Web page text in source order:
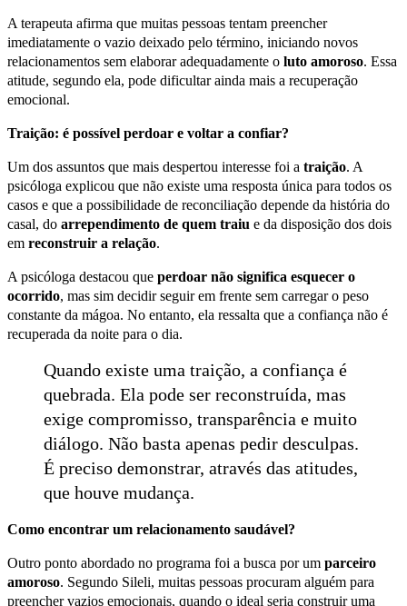
A terapeuta afirma que muitas pessoas tentam preencher
imediatamente o vazio deixado pelo término, iniciando novos
relacionamentos sem elaborar adequadamente o luto amoroso. Essa
atitude, segundo ela, pode dificultar ainda mais a recuperação
emocional.
Traição: é possível perdoar e voltar a confiar?
Um dos assuntos que mais despertou interesse foi a traição. A
psicóloga explicou que não existe uma resposta única para todos os
casos e que a possibilidade de reconciliação depende da história do
casal, do arrependimento de quem traiu e da disposição dos dois
em reconstruir a relação.
A psicóloga destacou que perdoar não significa esquecer o
ocorrido, mas sim decidir seguir em frente sem carregar o peso
constante da mágoa. No entanto, ela ressalta que a confiança não é
recuperada da noite para o dia.
Quando existe uma traição, a confiança é
quebrada. Ela pode ser reconstruída, mas
exige compromisso, transparência e muito
diálogo. Não basta apenas pedir desculpas.
É preciso demonstrar, através das atitudes,
que houve mudança.
Como encontrar um relacionamento saudável?
Outro ponto abordado no programa foi a busca por um parceiro
amoroso. Segundo Sileli, muitas pessoas procuram alguém para
preencher vazios emocionais, quando o ideal seria construir uma